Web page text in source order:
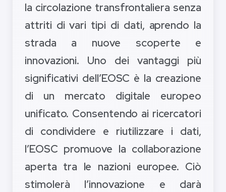
la circolazione transfrontaliera senza
attriti di vari tipi di dati, aprendo la
strada a nuove scoperte e
innovazioni. Uno dei vantaggi più
significativi dell’EOSC è la creazione
di un mercato digitale europeo
unificato. Consentendo ai ricercatori
di condividere e riutilizzare i dati,
l’EOSC promuove la collaborazione
aperta tra le nazioni europee. Ciò
stimolerà l’innovazione e darà